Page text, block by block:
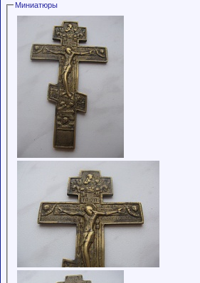
Миниатюры